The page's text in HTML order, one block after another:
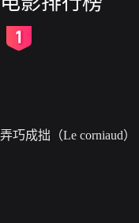
弄巧成拙（Le corniaud）